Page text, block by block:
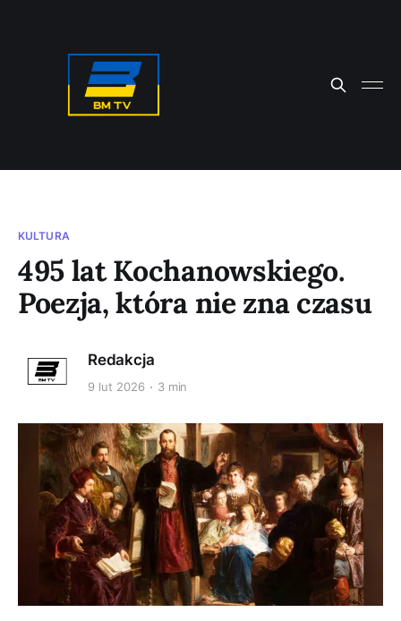
KULTURA
495 lat Kochanowskiego.
Poezja, która nie zna czasu
Redakcja
9 lut 2026 3 min